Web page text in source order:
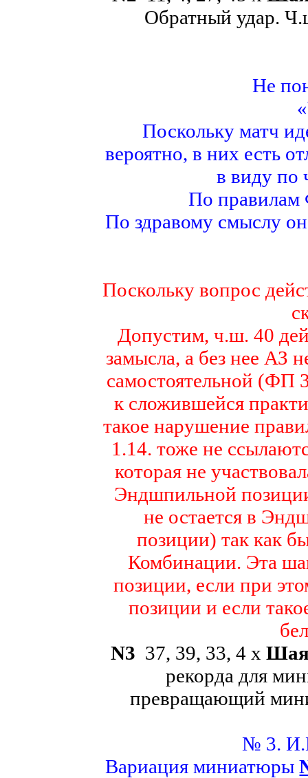
Обратный удар.
Не
Поскольку матч
вероятно, в них есть
в виду по
По
По здравому смыслу
Поскольку вопрос
Допустим, ч.ш. 40
замысла, а без нее АЗ
самостоятельной (ФП
к сложившейся
такое нарушение
1.14. тоже не
которая не
Эндшпильной
не остается в
позиции) так как
Комбинации. Эта
позиции, если при
позиции и если
N3 37, 39, 33, 4 х
рекорда для
превращающий мини
№ 3.
Вариация миниатюры